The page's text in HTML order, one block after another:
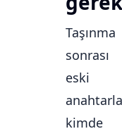
Taşınma
sonrası
eski
kimde